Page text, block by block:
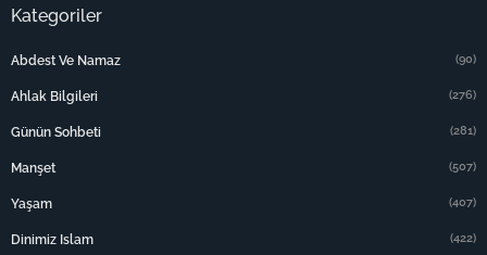
Kategoriler
Abdest Ve Namaz (90)
Ahlak Bilgileri (276)
Günün Sohbeti (281)
Manşet (507)
Yaşam (407)
Dinimiz Islam (422)